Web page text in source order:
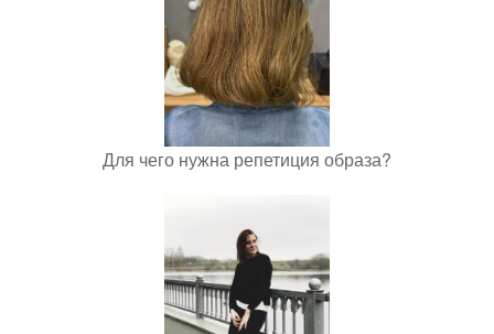
Для чего нужна репетиция образа?